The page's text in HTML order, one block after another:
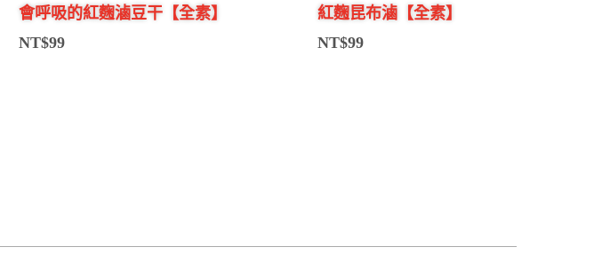
會呼吸的紅麴滷豆干【全素】
NT$99
紅麴昆布滷【全素】
NT$99